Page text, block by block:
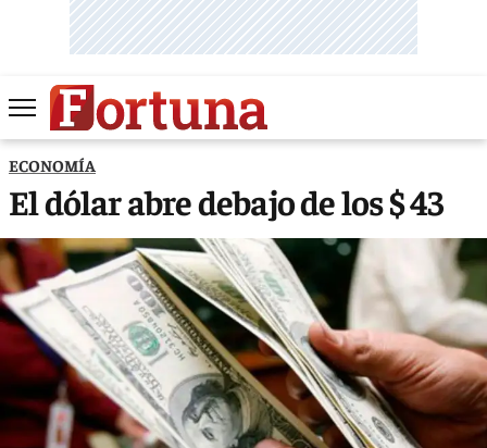
ECONOMÍA
El dólar abre debajo de los $ 43